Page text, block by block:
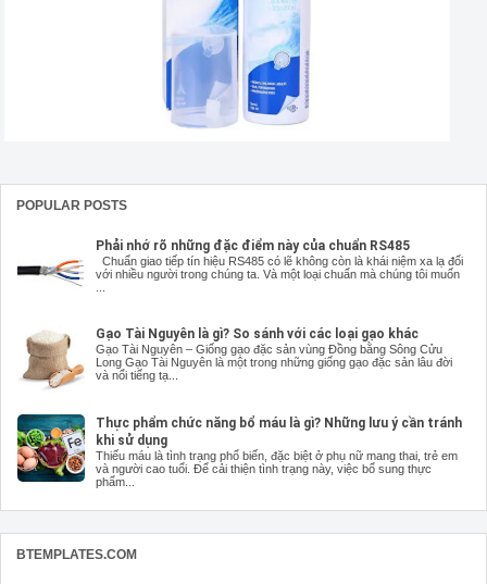
POPULAR POSTS
Phải nhớ rõ những đặc điểm này của chuẩn RS485
Chuẩn giao tiếp tín hiệu RS485 có lẽ không còn là khái niệm xa lạ đối
với nhiều người trong chúng ta. Và một loại chuẩn mà chúng tôi muốn
Gạo Tài Nguyên là gì? So sánh với các loại gạo khác
Gạo Tài Nguyên – Giống gạo đặc sản vùng Đồng bằng Sông Cửu
Long Gạo Tài Nguyên là một trong những giống gạo đặc sản lâu đời
và nổi tiếng tạ...
Thực phẩm chức năng bổ máu là gì? Những lưu ý cần tránh
khi sử dụng
Thiếu máu là tình trạng phổ biến, đặc biệt ở phụ nữ mang thai, trẻ em
và người cao tuổi. Để cải thiện tình trạng này, việc bổ sung thực
phẩm...
BTEMPLATES.COM